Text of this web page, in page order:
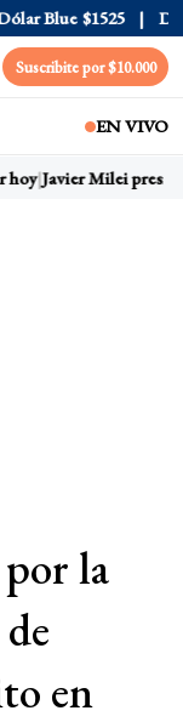
Blue $1525
Suscribite por $10.000
EN VIVO
Javier Milei
la
en